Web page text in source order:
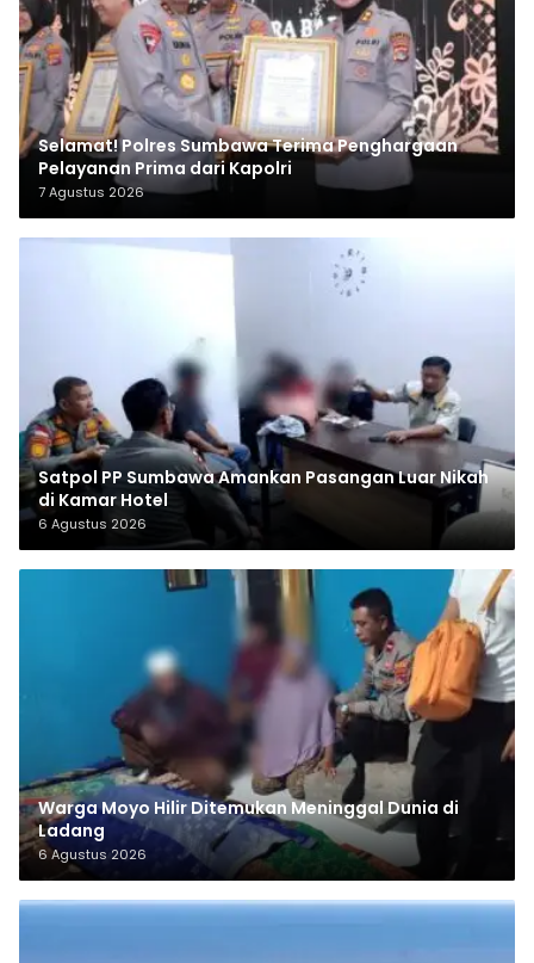
Selamat! Polres Sumbawa Terima Penghargaan
Pelayanan Prima dari Kapolri
7 Agustus 2026
Satpol PP Sumbawa Amankan Pasangan Luar Nikah
di Kamar Hotel
6 Agustus 2026
Warga Moyo Hilir Ditemukan Meninggal Dunia di
Ladang
6 Agustus 2026